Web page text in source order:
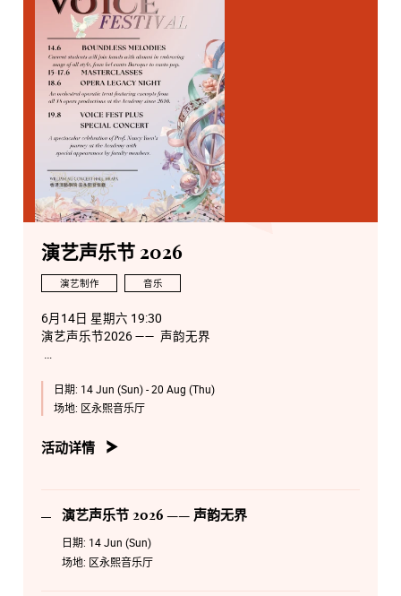
演艺声乐节 2026
演艺制作 音乐
6月14日 星期六 19:30
演艺声乐节2026 —— 声韵无界
演艺声乐节 2026 —— 阮妙芬声乐大师班
演艺声乐节 2026 —— 徐惟恩声乐及钢琴合作大师班
8月19日 星期三 19:30
演艺声乐节 2026 —— Encore Timeless Melodies
日期: 14 Jun (Sun) - 20 Aug (Thu)
场地: 区永熙音乐厅
活动详情
演艺声乐节 2026 —— 声韵无界
日期: 14 Jun (Sun)
场地: 区永熙音乐厅